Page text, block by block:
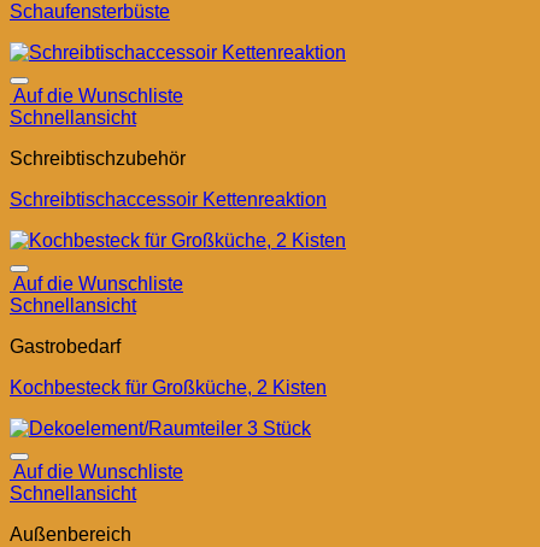
Schaufensterbüste
Auf die Wunschliste
Schnellansicht
Schreibtischzubehör
Schreibtischaccessoir Kettenreaktion
Auf die Wunschliste
Schnellansicht
Gastrobedarf
Kochbesteck für Großküche, 2 Kisten
Auf die Wunschliste
Schnellansicht
Außenbereich